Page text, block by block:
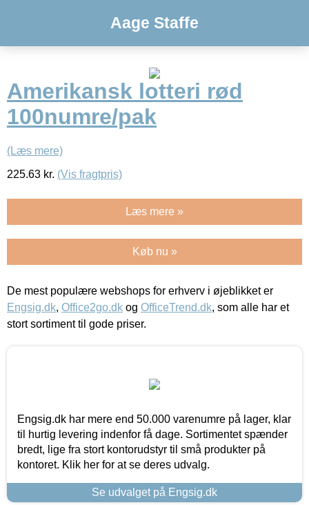
Aage Staffe
Amerikansk lotteri rød
100numre/pak
(Læs mere)
225.63 kr. (Vis fragtpris)
Læs mere »
Køb nu »
De mest populære webshops for erhverv i øjeblikket er
Engsig.dk, Office2go.dk og OfficeTrend.dk, som alle har et
stort sortiment til gode priser.
Engsig.dk har mere end 50.000 varenumre på lager, klar
til hurtig levering indenfor få dage. Sortimentet spænder
bredt, lige fra stort kontorudstyr til små produkter på
kontoret. Klik her for at se deres udvalg.
Se udvalget på Engsig.dk